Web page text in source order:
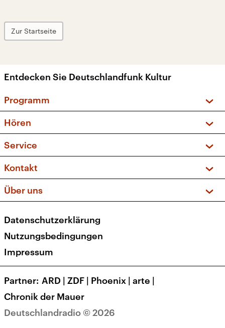
Zur Startseite
Entdecken Sie Deutschlandfunk Kultur
Programm
Sendungen und Podcasts
Musikliste
Kakadu – Das Kinderprogramm
Hören
Frequenzen (UKW + DAB+)
Service
FAQ
Apps
Newsletter
Veranstaltungen
Kontakt
Social Media
Über uns
Presse
Karriere
Transparenz
Deutschlandradio © 2026
Datenschutzerklärung
Nutzungsbedingungen
Impressum
Partner ARD | ZDF | Phoenix | arte |
Chronik der Mauer